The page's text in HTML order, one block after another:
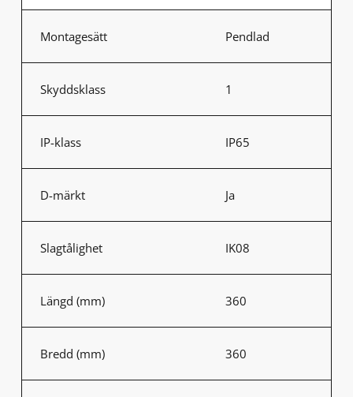
Montagesätt Pendlad
Skyddsklass 1
IP-klass IP65
D-märkt Ja
Slagtålighet IK08
Längd (mm) 360
Bredd (mm) 360